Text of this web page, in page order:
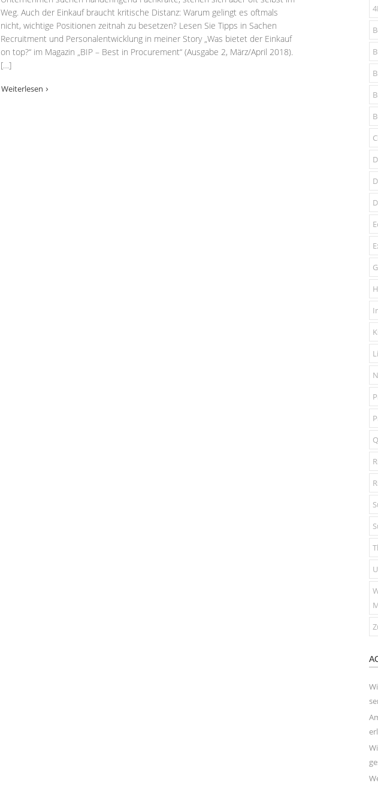
Weg. Auch der Einkauf braucht kritische Distanz: Warum gelingt es oftmals
nicht, wichtige Positionen zeitnah zu besetzen? Lesen Sie Tipps in Sachen
Recruitment und Personalentwicklung in meiner Story „Was bietet der Einkauf
on top?“ im Magazin „BIP – Best in Procurement“ (Ausgabe 2, März/April 2018).
[…]
Weiterlesen